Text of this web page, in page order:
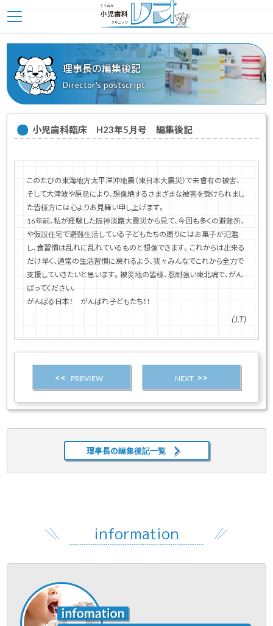
理事長の編集後記
Director's postscript
小児歯科臨床 H23年5月号 編集後記
このたびの東海地方太平洋沖地震（東日本大震災）で未曾有の被害、
そして大津波や原発により、想像絶するさまざまな被害を受けられまし
た皆様方には心よりお見舞い申し上げます。
16年前、私が経験した阪神淡路大震災から見て、今回も多くの避難所、
や仮設住宅で避難生活している子どもたちの周りにはお菓子が氾濫
し、食習慣は乱れに乱れているものと想像できます。これからは出来る
だけ早く、通常の生活習慣に戻れるよう、我々みんなでこれから全力で
支援していきたいと思います。被災地の皆様、忍耐強い東北魂で、がん
ばってください。
がんばる日本！ がんばれ子どもたち！！
（J.T)
PREVIEW NEXT
理事長の編集後記一覧
information